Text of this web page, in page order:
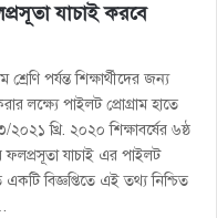
যাচাই করবে
পর্যন্ত শিক্ষার্থীদের জন্য
লক্ষ্যে পাইলট প্রোগ্রাম হাতে
খ্রি. ২০২০ শিক্ষাবর্ষের ৬ষ্ঠ
ফলপ্রসূতা যাচাই এর পাইলট
একটি বিজ্ঞপ্তিতে এই তথ্য নিশ্চিত